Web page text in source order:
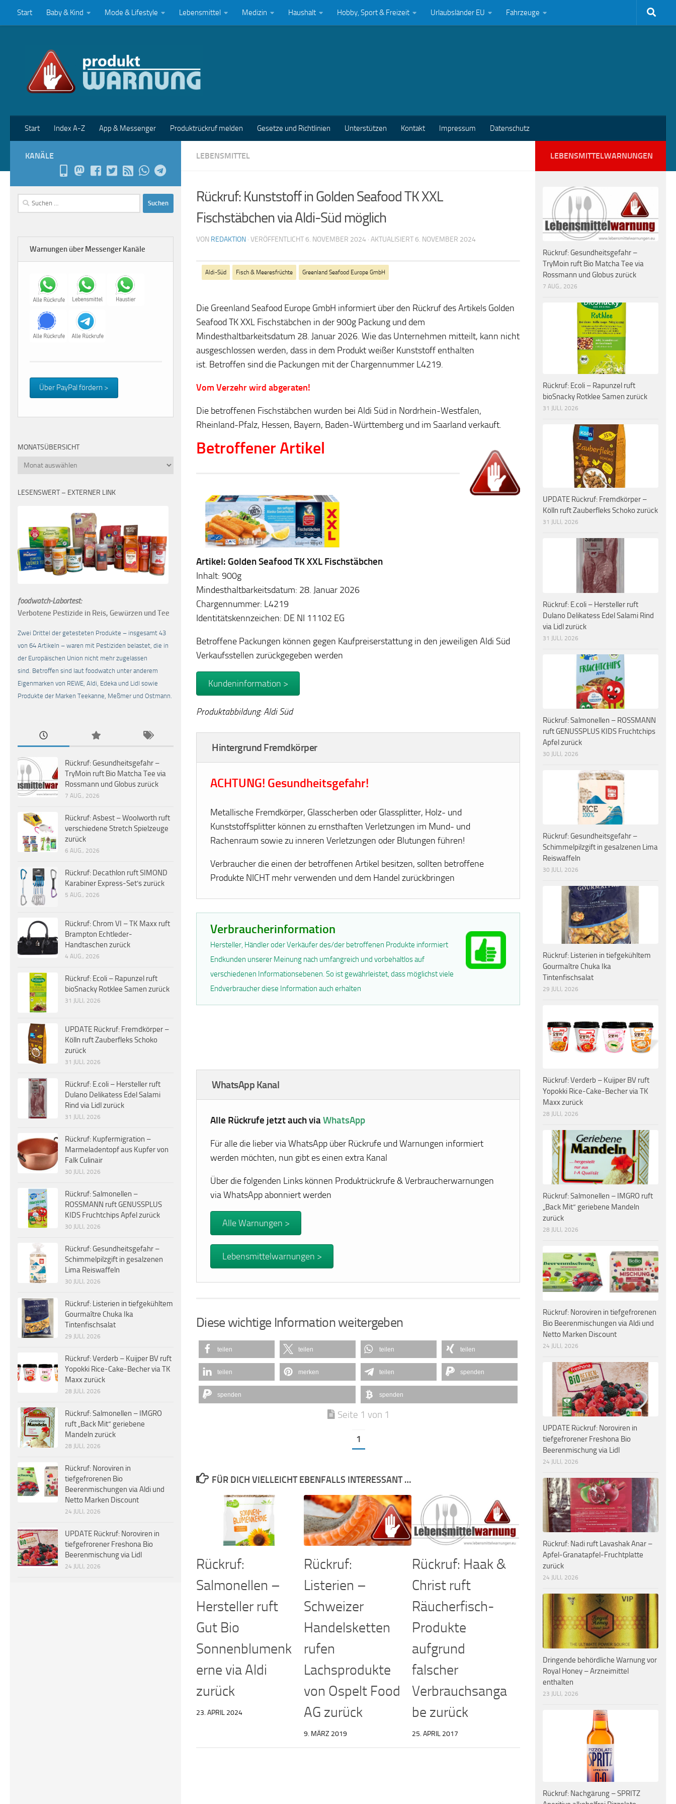
Zum Inhalt springen
Start Baby & Kind Mode & Lifestyle Lebensmittel Medizin Haushalt Hobby, Sport & Freizeit Urlaubsländer EU Fahrzeuge
Start Index A-Z App & Messenger Produktrückruf melden Gesetze und Richtlinien Unterstützen Kontakt Impressum Datenschutz
LEBENSMITTEL
Rückruf: Kunststoff in Golden Seafood TK XXL
Fischstäbchen via Aldi-Süd möglich
VON REDAKTION · VERÖFFENTLICHT6. NOVEMBER 2024 · AKTUALISIERT6. NOVEMBER 2024
Aldi-Süd Fisch & Meeresfrüchte Greenland Seafood Europe GmbH
Die Greenland Seafood Europe GmbH informiert über den Rückruf des Artikels Golden
Seafood TK XXL Fischstäbchen in der 900g Packung und dem
Mindesthaltbarkeitsdatum 28. Januar 2026. Wie das Unternehmen mitteilt, kann nicht
ausgeschlossen werden, dass in dem Produkt weißer Kunststoff enthalten
ist. Betroffen sind die Packungen mit der Chargennummer L4219.
Vom Verzehr wird abgeraten!
Die betroffenen Fischstäbchen wurden bei Aldi Süd in Nordrhein-Westfalen,
Rheinland-Pfalz, Hessen, Bayern, Baden-Württemberg und im Saarland verkauft.
Betroffener Artikel
Artikel: Golden Seafood TK XXL Fischstäbchen
Inhalt: 900g
Mindesthaltbarkeitsdatum: 28. Januar 2026
Chargennummer: L4219
Identitätskennzeichen: DE NI 11102 EG
Betroffene Packungen können gegen Kaufpreiserstattung in den jeweiligen Aldi Süd
Verkaufsstellen zurückgegeben werden
Kundeninformation >
Produktabbildung: Aldi Süd
Hintergrund Fremdkörper
ACHTUNG! Gesundheitsgefahr!
Metallische Fremdkörper, Glasscherben oder Glassplitter, Holz- und
Kunststoffsplitter können zu ernsthaften Verletzungen im Mund- und
Rachenraum sowie zu inneren Verletzungen oder Blutungen führen!
Verbraucher die einen der betroffenen Artikel besitzen, sollten betroffene
Produkte NICHT mehr verwenden und dem Handel zurückbringen
Verbraucherinformation
Hersteller, Händler oder Verkäufer des/der betroffenen Produkte informiert
Endkunden unserer Meinung nach umfangreich und vorbehaltlos auf
verschiedenen Informationsebenen. So ist gewährleistet, dass möglichst viele
Endverbraucher diese Information auch erhalten
WhatsApp Kanal
Alle Rückrufe jetzt auch viaWhatsApp
Für alle die lieber via WhatsApp über Rückrufe und Warnungen informiert
werden möchten, nun gibt es einen extra Kanal
Über die folgenden Links können Produktrückrufe & Verbraucherwarnungen
via WhatsApp abonniert werden
Alle Warnungen >
Lebensmittelwarnungen >
Diese wichtige Information weitergeben
teilen teilen teilen teilen
teilen merken teilen spenden
spenden spenden
Seite 1 von 1
1
FÜR DICH VIELLEICHT EBENFALLS INTERESSANT …
Rückruf:
Salmonellen –
Hersteller ruft
Gut Bio
Sonnenblumenk
erne via Aldi
zurück
23. APRIL 2024
Rückruf:
Listerien –
Schweizer
Handelsketten
rufen
Lachsprodukte
von Ospelt Food
AG zurück
9. MÄRZ 2019
Rückruf: Haak &
Christ ruft
Räucherfisch-
Produkte
aufgrund
falscher
Verbrauchsanga
be zurück
25. APRIL 2017
KANÄLE
Suchen
nach:
Warnungen über Messenger Kanäle
Über PayPal fördern >
MONATSÜBERSICHT
Monatsübersicht
LESENSWERT – EXTERNER LINK
foodwatch-Labortest:
Verbotene Pestizide in Reis, Gewürzen und Tee
Zwei Drittel der getesteten Produkte – insgesamt 43
von 64 Artikeln – waren mit Pestiziden belastet, die in
der Europäischen Union nicht mehr zugelassen
sind. Betroffen sind laut foodwatch unter anderem
Eigenmarken von REWE, Aldi, Edeka und Lidl sowie
Produkte der Marken Teekanne, Meßmer und Ostmann.
Rückruf: Gesundheitsgefahr –
TryMoin ruft Bio Matcha Tee via
Rossmann und Globus zurück
7 AUG., 2026
Rückruf: Asbest – Woolworth ruft
verschiedene Stretch Spielzeuge
zurück
6 AUG., 2026
Rückruf: Decathlon ruft SIMOND
Karabiner Express-Set’s zurück
5 AUG., 2026
Rückruf: Chrom VI – TK Maxx ruft
Brampton Echtleder-
Handtaschen zurück
4 AUG., 2026
Rückruf: Ecoli – Rapunzel ruft
bioSnacky Rotklee Samen zurück
31 JULI, 2026
UPDATE Rückruf: Fremdkörper –
Kölln ruft Zauberfleks Schoko
zurück
31 JULI, 2026
Rückruf: E.coli – Hersteller ruft
Dulano Delikatess Edel Salami
Rind via Lidl zurück
31 JULI, 2026
Rückruf: Kupfermigration –
Marmeladentopf aus Kupfer von
Falk Culinair
30 JULI, 2026
Rückruf: Salmonellen –
ROSSMANN ruft GENUSSPLUS
KIDS Fruchtchips Apfel zurück
30 JULI, 2026
Rückruf: Gesundheitsgefahr –
Schimmelpilzgift in gesalzenen
Lima Reiswaffeln
30 JULI, 2026
Rückruf: Listerien in tiefgekühltem
Gourmaître Chuka Ika
Tintenfischsalat
29 JULI, 2026
Rückruf: Verderb – Kuijper BV ruft
Yopokki Rice-Cake-Becher via TK
Maxx zurück
28 JULI, 2026
Rückruf: Salmonellen – IMGRO
ruft „Back Mit“ geriebene
Mandeln zurück
28 JULI, 2026
Rückruf: Noroviren in
tiefgefrorenen Bio
Beerenmischungen via Aldi und
Netto Marken Discount
24 JULI, 2026
UPDATE Rückruf: Noroviren in
tiefgefrorener Freshona Bio
Beerenmischung via Lidl
24 JULI, 2026
LEBENSMITTELWARNUNGEN
Rückruf: Gesundheitsgefahr –
TryMoin ruft Bio Matcha Tee via
Rossmann und Globus zurück
7 AUG., 2026
Rückruf: Ecoli – Rapunzel ruft
bioSnacky Rotklee Samen zurück
31 JULI, 2026
UPDATE Rückruf: Fremdkörper –
Kölln ruft Zauberfleks Schoko zurück
31 JULI, 2026
Rückruf: E.coli – Hersteller ruft
Dulano Delikatess Edel Salami Rind
via Lidl zurück
31 JULI, 2026
Rückruf: Salmonellen – ROSSMANN
ruft GENUSSPLUS KIDS Fruchtchips
Apfel zurück
30 JULI, 2026
Rückruf: Gesundheitsgefahr –
Schimmelpilzgift in gesalzenen Lima
Reiswaffeln
30 JULI, 2026
Rückruf: Listerien in tiefgekühltem
Gourmaître Chuka Ika
Tintenfischsalat
29 JULI, 2026
Rückruf: Verderb – Kuijper BV ruft
Yopokki Rice-Cake-Becher via TK
Maxx zurück
28 JULI, 2026
Rückruf: Salmonellen – IMGRO ruft
„Back Mit“ geriebene Mandeln
zurück
28 JULI, 2026
Rückruf: Noroviren in tiefgefrorenen
Bio Beerenmischungen via Aldi und
Netto Marken Discount
24 JULI, 2026
UPDATE Rückruf: Noroviren in
tiefgefrorener Freshona Bio
Beerenmischung via Lidl
24 JULI, 2026
Rückruf: Nadi ruft Lavashak Anar –
Apfel-Granatapfel-Fruchtplatte
zurück
24 JULI, 2026
Dringende behördliche Warnung vor
Royal Honey – Arzneimittel
enthalten
23 JULI, 2026
Rückruf: Nachgärung – SPRITZ